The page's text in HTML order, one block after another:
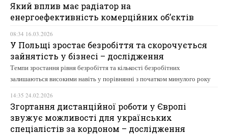
Який вплив має радіатор на
енергоефективність комерційних об’єктів
08:34 16.03.2026
У Польщі зростає безробіття та скорочується
зайнятість у бізнесі – дослідження
Темпи зростання рівня безробіття та кількості безробітних
залишаються високими навіть у порівнянні з початком минулого року
14:35 24.02.2026
Згортання дистанційної роботи у Європі
звужує можливості для українських
спеціалістів за кордоном – дослідження